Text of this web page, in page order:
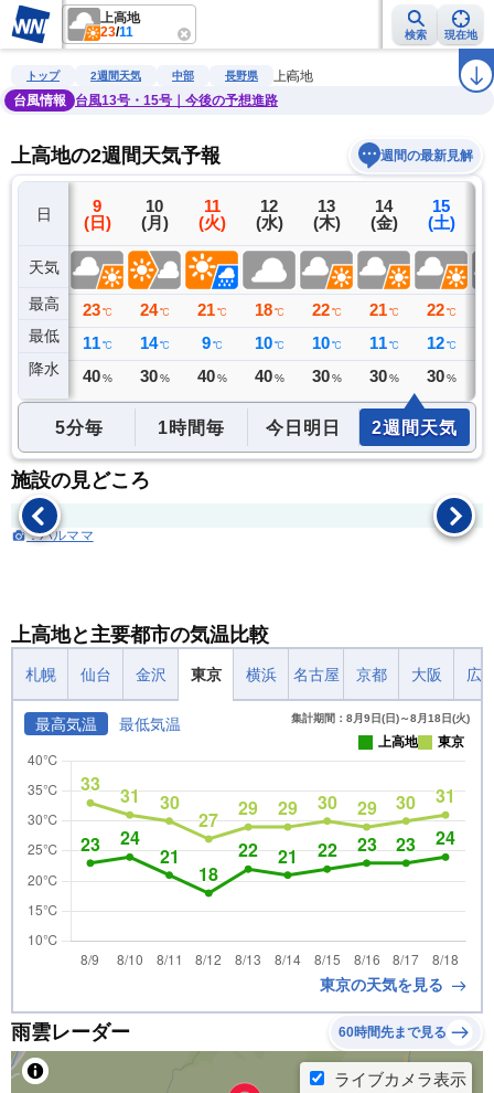
上高地
23/11 検索 現在地
雨雲レーダー 台風情報 地震情報 警報・注意報 ラ
トップ 2週間天気 中部 長野県
上高地
台風情報
台風13号・15号｜今後の予想進路
上高地の2週間天気予報 週間の最新見解
日
天気
最高
最低
降水
8
(土)
23 ℃
13 ℃
39ミリ
9
(日)
23 ℃
11 ℃
40 %
10
(月)
24 ℃
14 ℃
30 %
11
(火)
21 ℃
9 ℃
40 %
12
(水)
18 ℃
10 ℃
40 %
13
(木)
22 ℃
10 ℃
30 %
14
(金)
21 ℃
11 ℃
30 %
15
(土)
22 ℃
12 ℃
30 %
5分毎 1時間毎 今日明日 2週間天気
施設の見どころ
：パルママ
上高地と主要都市の気温比較
札幌 仙台 金沢 東京 横浜 名古屋 京都 大阪 広
最高気温 最低気温 集計期間：8月9日(日)～8月18日(火)
上高地 東京
東京の天気を見る
雨雲レーダー 60時間先まで見る